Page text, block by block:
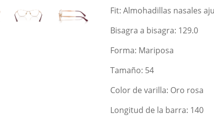
Fit: Almohadillas nasales
Bisagra a bisagra: 129.0
Forma: Mariposa
Tamaño: 54
Color de varilla: Oro rosa
Longitud de la barra: 140